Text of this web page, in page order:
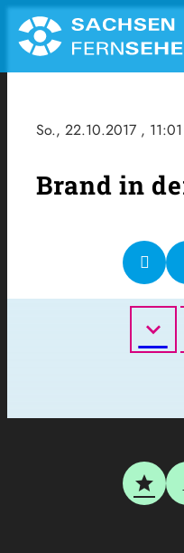
So., 22.10.2017 ,
Brand in